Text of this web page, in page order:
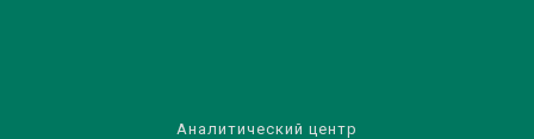
Аналитический центр